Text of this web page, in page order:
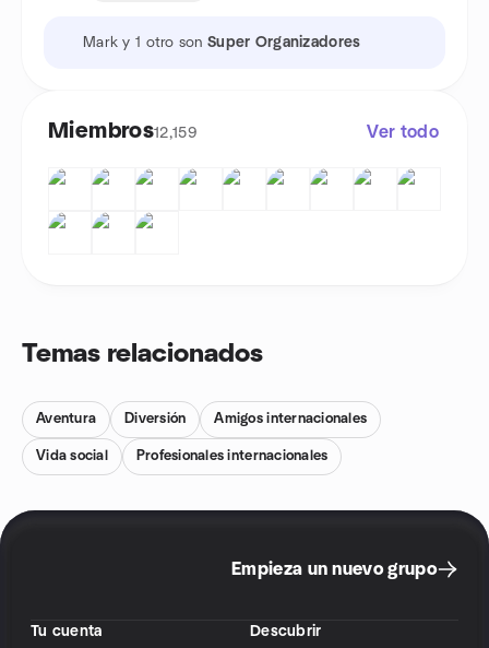
Mark y 1 otro sonSuper Organizadores
Miembros12,159 Ver todo
Temas relacionados
Aventura Diversión Amigos internacionales
Vida social Profesionales internacionales
Empieza un nuevo grupo
Tu cuenta
Descubrir